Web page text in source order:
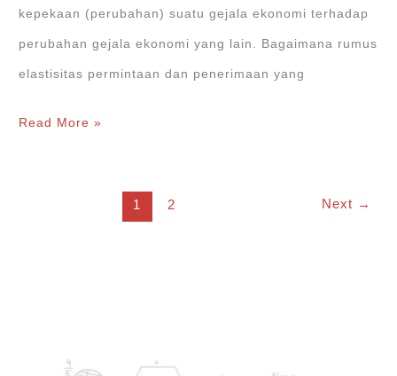
kepekaan (perubahan) suatu gejala ekonomi terhadap
perubahan gejala ekonomi yang lain. Bagaimana rumus
elastisitas permintaan dan penerimaan yang
Rumus
Read More »
1 2 Next →